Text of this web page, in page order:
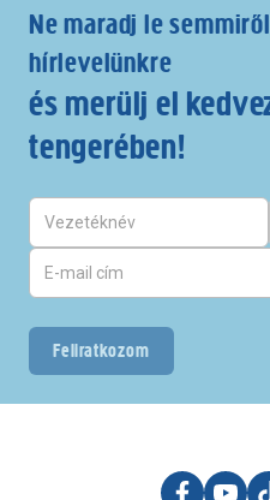
Ne maradj le
hírlevelünkre
és merülj el
tengerében!
Feliratkozom